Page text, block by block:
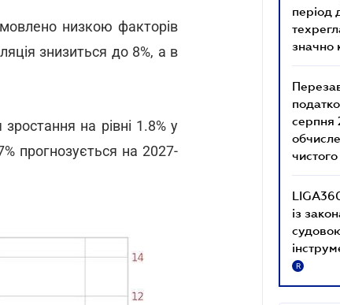
низкою факторів
знизиться до 8%, а в
на рівні 1.8% у
прогнозується на 2027-
період
значно
серпня
із
R